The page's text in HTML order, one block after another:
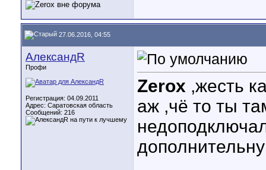
27.06.2016, 04:55
АлександR
Профи
Регистрация: 04.09.2011
Адрес: Саратовская область
Сообщений: 216
Zerox ,жесть
аж ,чё то ты